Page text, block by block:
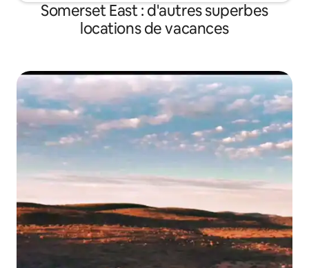
Somerset East : d'autres superbes
locations de vacances